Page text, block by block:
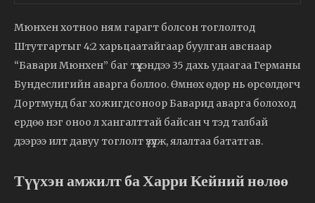
Мюнхен хотноо ням гарагт болсон тоглолтод
Штутгартыг 4:2 харьцаатайгаар буулган авснаар
“Бавари Мюнхен” баг түүхэндээ 35 дахь удаагаа Германы
Бундеслигийн аварга боллоо. Өмнөх өдөр нь өрсөлдөгч
Дортмунд баг хожигдсоноор Баварид аварга болоход
ердөө нэг оноо л хангалттай байсан ч тэд талбай
дээрээ илт давуу тоглолт үзүүлж, ялалтаа бататгав.
Түүхэн амжилт ба Харри Кейний нөлөө